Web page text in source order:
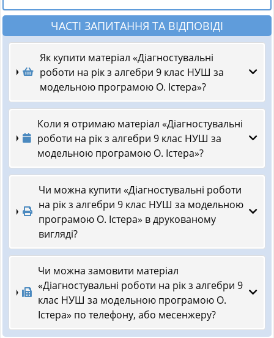
ЧАСТІ ЗАПИТАННЯ ТА ВІДПОВІДІ
Як купити матеріал «Діагностувальні
роботи на рік з алгебри 9 клас НУШ за
модельною програмою О. Істера»?
Коли я отримаю матеріал «Діагностувальні
роботи на рік з алгебри 9 клас НУШ за
модельною програмою О. Істера»?
Чи можна купити «Діагностувальні роботи
на рік з алгебри 9 клас НУШ за модельною
програмою О. Істера» в друкованому
вигляді?
Чи можна замовити матеріал
«Діагностувальні роботи на рік з алгебри 9
клас НУШ за модельною програмою О.
Істера» по телефону, або месенжеру?